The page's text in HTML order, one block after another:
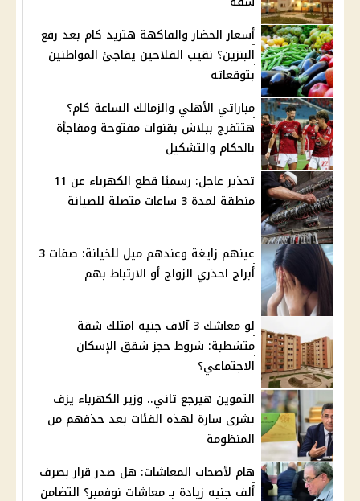
أسعار الخضار والفاكهة هتزيد كام بعد رفع
البنزين؟ نقيب الفلاحين يفاجئ المواطنين
بتوقعاته
مباراتي الأهلي والزمالك الساعة كام؟
هتتفرج ببلاش بقنوات مفتوحة ومفاجأة
بالحكام والتشكيل
تحذير عاجل: رسميًا قطع الكهرباء عن 11
منطقة لمدة 3 ساعات متصلة للصيانة
عينهم زايغة وعندهم ميل للخيانة: صفات 3
أبراج احذري الزواج أو الارتباط بهم
لو معاشك 3 آلاف جنيه امتلك شقة
متشطبة: شروط حجز شقق الإسكان
الاجتماعي؟
التموين هيرجع تاني.. وزير الكهرباء يزف
بشرى سارة لهذه الفئات بعد حذفهم من
المنظومة
هام لأصحاب المعاشات: هل صدر قرار بصرف
ألف جنيه زيادة بـ معاشات نوفمبر؟ التضامن